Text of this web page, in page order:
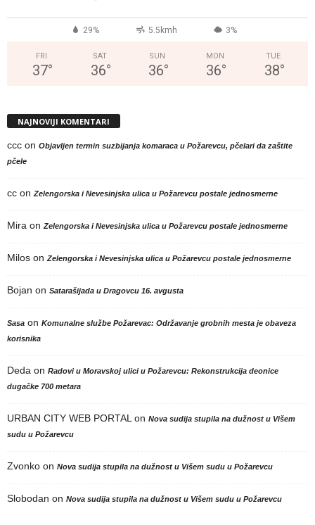
29% 5.5kmh 3%
FRI
37°
SAT
36°
SUN
36°
MON
36°
TUE
38°
NAJNOVIJI KOMENTARI
ccc on Objavljen termin suzbijanja komaraca u Požarevcu, pčelari da zaštite
pčele
cc onZelengorska i Nevesinjska ulica u Požarevcu postale jednosmerne
Mira onZelengorska i Nevesinjska ulica u Požarevcu postale jednosmerne
Milos onZelengorska i Nevesinjska ulica u Požarevcu postale jednosmerne
Bojan on Satarašijada u Dragovcu 16. avgusta
Sasa on Komunalne službe Požarevac: Održavanje grobnih mesta je obaveza
korisnika
Deda on Radovi u Moravskoj ulici u Požarevcu: Rekonstrukcija deonice
dugačke 700 metara
URBAN CITY WEB PORTALon Nova sudija stupila na dužnost u Višem
sudu u Požarevcu
Zvonko on Nova sudija stupila na dužnost u Višem sudu u Požarevcu
Slobodan on Nova sudija stupila na dužnost u Višem sudu u Požarevcu